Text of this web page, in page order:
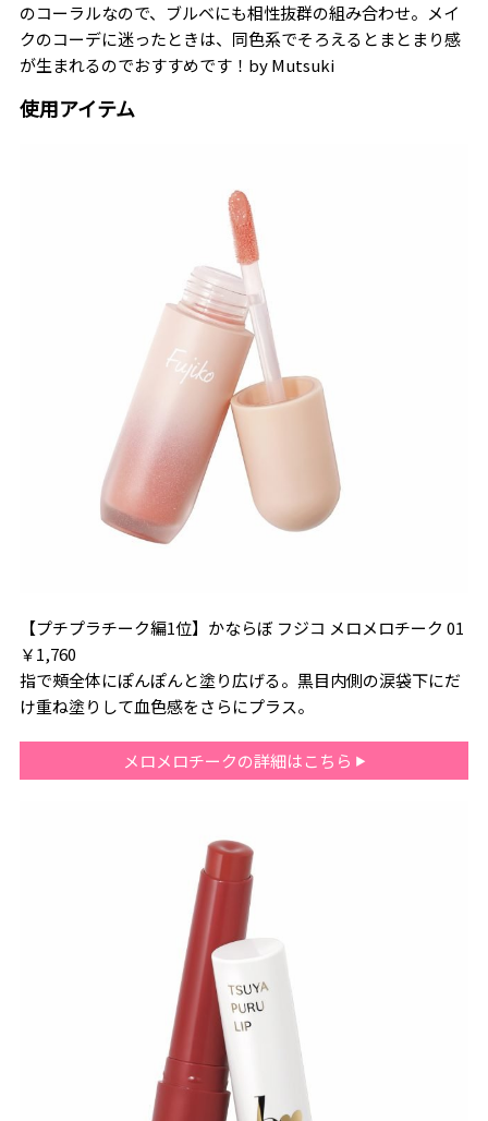
のコーラルなので、ブルベにも相性抜群の組み合わせ。メイ
クのコーデに迷ったときは、同色系でそろえるとまとまり感
が生まれるのでおすすめです！――by Mutsuki
使用アイテム
【プチプラチーク編1位】かならぼ フジコ メロメロチーク 01
￥1,760
指で頰全体にぽんぽんと塗り広げる。黒目内側の涙袋下にだ
け重ね塗りして血色感をさらにプラス。
メロメロチークの詳細はこちら